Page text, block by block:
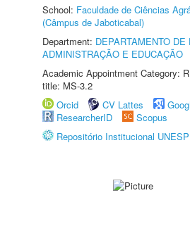
School: Faculdade de Ciências
(Câmpus de Jaboticabal)
Department: DEPARTAMENTO DE
ADMINISTRAÇÃO E EDUCAÇÃO
Academic Appointment Category:
title: MS-3.2
Orcid
CV Lattes
ResearcherID
Scopus
Repositório Institucional UNESP